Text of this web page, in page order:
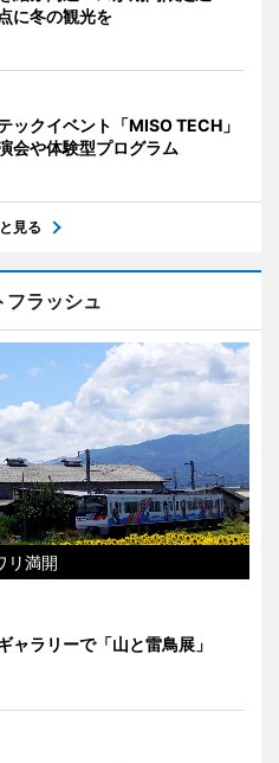
に冬の観光を
ックイベント「MISO TECH」
や体験型プログラム
見る
フラッシュ
リ満開
ャラリーで「山と雷鳥展」